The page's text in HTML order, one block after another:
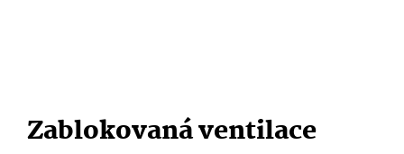
Zablokovaná ventilace